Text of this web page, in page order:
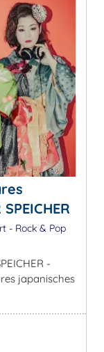
- Rock & Pop
-
japanisches